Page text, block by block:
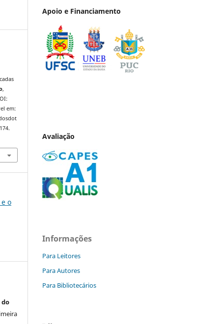
,
em:
o
do
Apoio e Financiamento
Avaliação
Informações
Para Leitores
Para Autores
Para Bibliotecários